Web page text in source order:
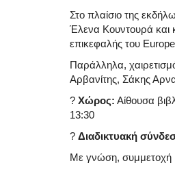
Στο πλαίσιο της
Έλενα Κουντουρά και
επικεφαλής του
Παράλληλα,
Αρβανίτης, Σάκης
? Χώρος: Αίθουσα
13:30
? Διαδικτυακή
Με γνώση, συμμετοχή